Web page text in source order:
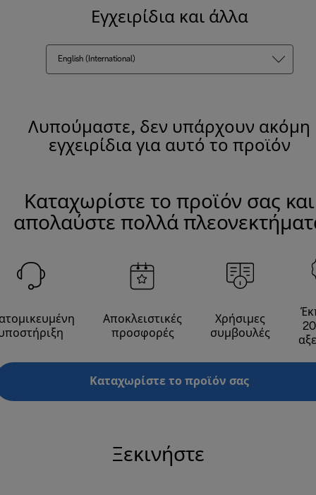
Εγχειρίδια και άλλα
English (International)
Λυπούμαστε, δεν υπάρχουν ακόμη
εγχειρίδια για αυτό το προϊόν
Καταχωρίστε το προϊόν σας και
απολαύστε πολλά
Αποκλειστικές
προσφορές
Χρήσιμες
συμβουλές
Καταχωρίστε το προϊόν σας
Ξεκινήστε